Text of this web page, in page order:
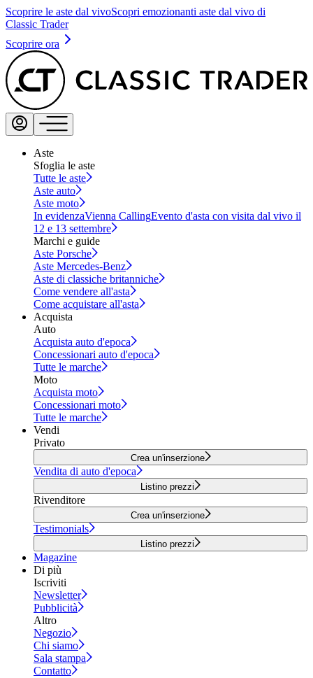
Scoprire le aste dal vivoScopri emozionanti aste dal vivo di
Classic Trader
Scoprire ora
Aste
Sfoglia le aste
Tutte le aste
Aste auto
Aste moto
In evidenzaVienna CallingEvento d'asta con visita dal vivo il
12 e 13 settembre
Marchi e guide
Aste Porsche
Aste Mercedes-Benz
Aste di classiche britanniche
Come vendere all'asta
Come acquistare all'asta
Acquista
Auto
Acquista auto d'epoca
Concessionari auto d'epoca
Tutte le marche
Moto
Acquista moto
Concessionari moto
Tutte le marche
Vendi
Privato
Crea un'inserzione
Vendita di auto d'epoca
Listino prezzi
Rivenditore
Crea un'inserzione
Testimonials
Listino prezzi
Magazine
Di più
Iscriviti
Newsletter
Pubblicità
Altro
Negozio
Chi siamo
Sala stampa
Contatto